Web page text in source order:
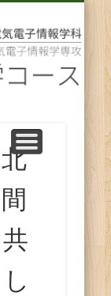
人
間
報
工
学
コ